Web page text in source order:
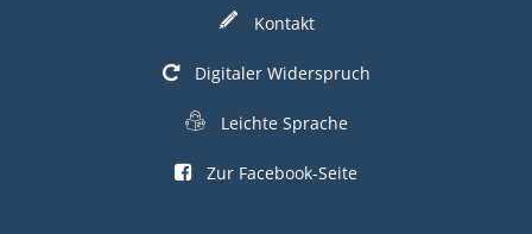
Kontakt
Digitaler Widerspruch
Leichte Sprache
Zur Facebook-Seite